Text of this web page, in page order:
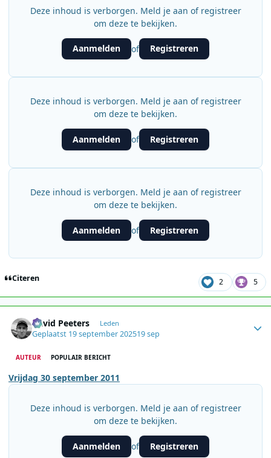
Deze inhoud is verborgen. Meld je aan of registreer
om deze te bekijken.
Aanmelden of Registreren
Deze inhoud is verborgen. Meld je aan of registreer
om deze te bekijken.
Aanmelden of Registreren
Deze inhoud is verborgen. Meld je aan of registreer
om deze te bekijken.
Aanmelden of Registreren
Citeren 2 5
David Peeters Leden
Geplaatst 19 september 202519 sep
AUTEUR POPULAIR BERICHT
Vrijdag 30 september 2011
Deze inhoud is verborgen. Meld je aan of registreer
om deze te bekijken.
Aanmelden of Registreren